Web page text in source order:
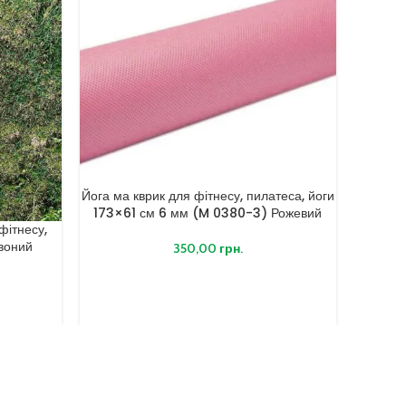
Йога ма кврик для фітнесу, пилатеса, йоги
173×61 см 6 мм (M 0380-3) Рожевий
350,00 грн.